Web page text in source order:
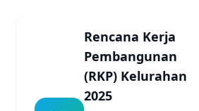
Rencana Kerja
Pembangunan
(RKP) Kelurahan
2025